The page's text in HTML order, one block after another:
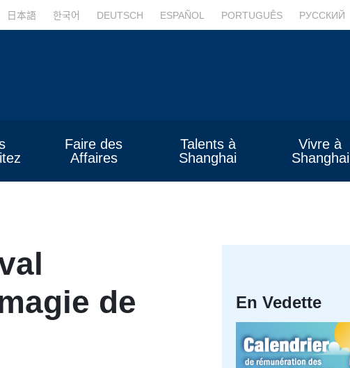
日本語 한국어 DEUTSCH ESPAÑOL PORTUGUÊS РУССКИЙ
Faire des
Affaires
Talents à
Shanghai
Vivre à
Shanghai
de
En Vedette